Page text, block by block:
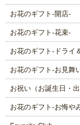
お花のギフト-開店-
お花のギフト-花束-
お花のギフト-ドライ
お花のギフト-お見舞
お祝い（お誕生日・
お花のギフト-お悔や